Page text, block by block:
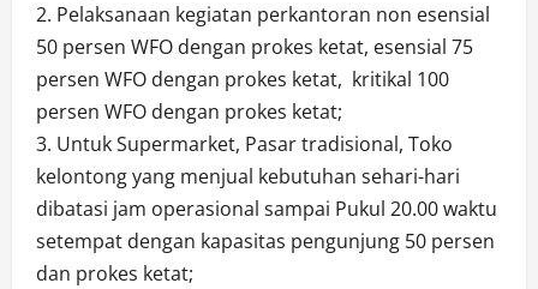
2. Pelaksanaan kegiatan perkantoran non esensial
50 persen WFO dengan prokes ketat, esensial 75
persen WFO dengan prokes ketat, kritikal 100
persen WFO dengan prokes ketat;
3. Untuk Supermarket, Pasar tradisional, Toko
kelontong yang menjual kebutuhan sehari-hari
dibatasi jam operasional sampai Pukul 20.00 waktu
setempat dengan kapasitas pengunjung 50 persen
dan prokes ketat;